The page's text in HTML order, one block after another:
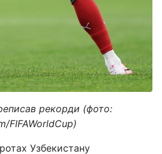
рекорди (фото:
FIFAWorldCup)
Узбекистану